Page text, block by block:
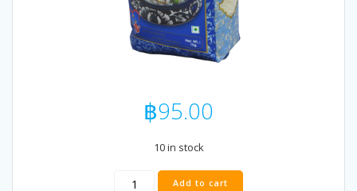
฿95.00
10 in stock
Natur's
Add to cart